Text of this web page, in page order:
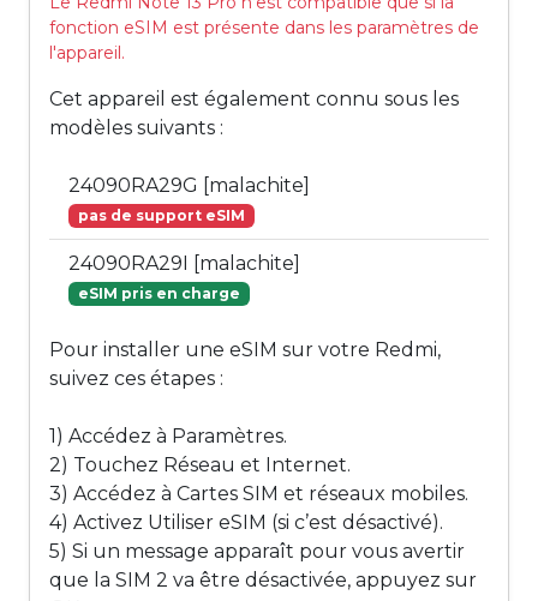
fonction eSIM est présente dans les paramètres de
l'appareil.
Cet appareil est également connu sous les
modèles suivants :
24090RA29G [malachite]
pas de support eSIM
24090RA29I [malachite]
eSIM pris en charge
Pour installer une eSIM sur votre Redmi,
suivez ces étapes :
1) Accédez à Paramètres.
2) Touchez Réseau et Internet.
3) Accédez à Cartes SIM et réseaux mobiles.
4) Activez Utiliser eSIM (si c’est désactivé).
5) Si un message apparaît pour vous avertir
que la SIM 2 va être désactivée, appuyez sur